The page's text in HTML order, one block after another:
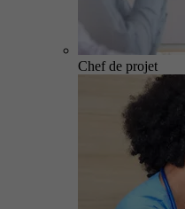
Chef de projet